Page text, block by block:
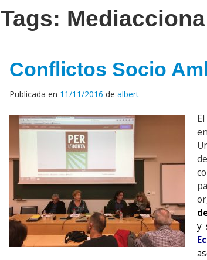
Tags: Mediacciona
Conflictos Socio
Publicada en 11/11/2016 de albert
y